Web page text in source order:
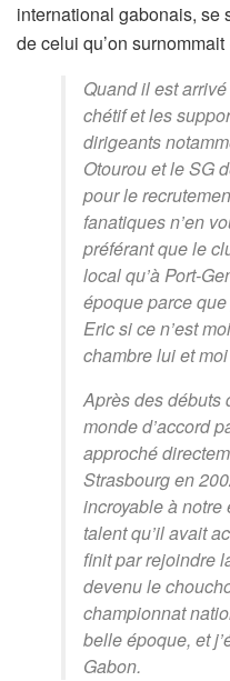
international gabonais, se
de celui qu’on
Quand il est
chétif et les
dirigeants
Otourou et le SG
pour le
fanatiques n’en
préférant que le
local qu’à Port-
époque parce
Eric si ce n’est
chambre lui et
Après des débuts
monde d’accord
approché
Strasbourg en
incroyable à notre
talent qu’il avait
finit par rejoindre
devenu le
championnat
belle époque, et
Gabon.